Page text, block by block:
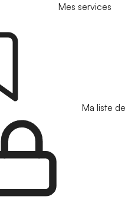
Mes services
Ma liste de